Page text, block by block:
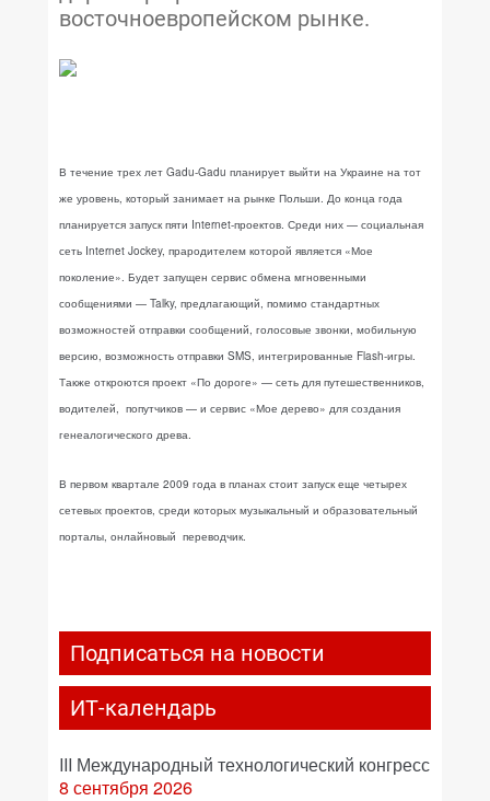
восточноевропейском рынке.
В течение трех лет Gadu-Gadu планирует выйти на Украине на тот
же уровень, который занимает на рынке Польши. До конца года
планируется запуск пяти Internet-проектов. Среди них — социальная
сеть Internet Jockey, прародителем которой является «Мое
поколение». Будет запущен сервис обмена мгновенными
сообщениями — Talky, предлагающий, помимо стандартных
возможностей отправки сообщений, голосовые звонки, мобильную
версию, возможность отправки SMS, интегрированные Flash-игры.
Также откроются проект «По дороге» — сеть для путешественников,
водителей, попутчиков — и сервис «Мое дерево» для создания
генеалогического древа.
В первом квартале 2009 года в планах стоит запуск еще четырех
сетевых проектов, среди которых музыкальный и образовательный
порталы, онлайновый переводчик.
Подписаться на новости
ИТ-календарь
III Международный технологический конгресс
8 сентября 2026